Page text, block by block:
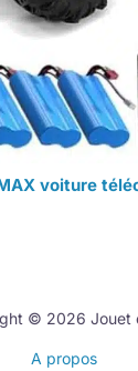
voiture
© 2026 Jouet
A propos